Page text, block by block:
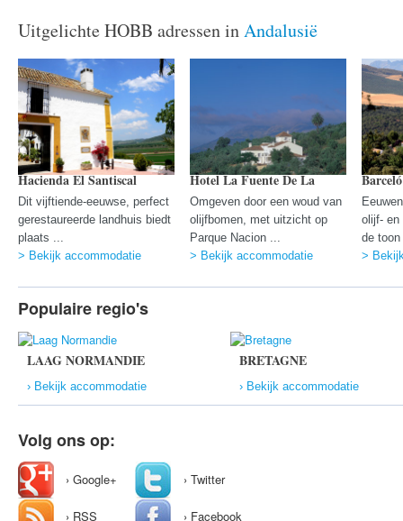
Uitgelichte HOBB adressen inAndalusië
Hacienda El Santiscal
Dit vijftiende-eeuwse, perfect
gerestaureerde landhuis biedt
plaats ...
> Bekijk accommodatie
Hotel La Fuente De La
Omgeven door een woud van
olijfbomen, met uitzicht op
Parque Nacion ...
> Bekijk accommodatie
olijf- en
de
>
Populaire regio's
LAAG NORMANDIE
› Bekijk accommodatie
BRETAGNE
› Bekijk accommodatie
Volg ons op:
› Google+ › Twitter
› RSS › Facebook